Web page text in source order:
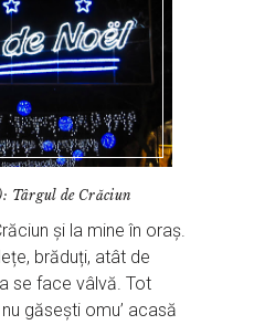
Târgul de Crăciun
și la mine în oraș.
brăduți, atât de
se face vâlvă. Tot
găsești omu’ acasă